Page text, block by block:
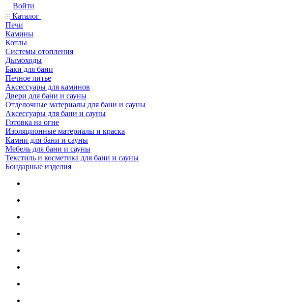
Войти
Каталог
Печи
Камины
Котлы
Системы отопления
Дымоходы
Баки для бани
Печное литье
Аксессуары для каминов
Двери для бани и сауны
Отделочные материалы для бани и сауны
Аксессуары для бани и сауны
Готовка на огне
Изоляционные материалы и краска
Камни для бани и сауны
Мебель для бани и сауны
Текстиль и косметика для бани и сауны
Бондарные изделия